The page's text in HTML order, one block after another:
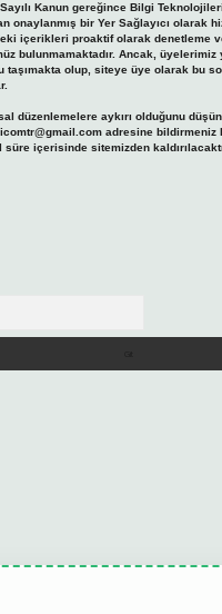
Kanun gereğince Bilgi
onaylanmış bir Yer Sağlayıcı olarak
içerikleri proaktif olarak denetleme
bulunmamaktadır. Ancak, üyelerimiz
taşımakta olup, siteye üye olarak bu
düzenlemelere aykırı olduğunu
adresine bildirmeniz
içerisinde sitemizden